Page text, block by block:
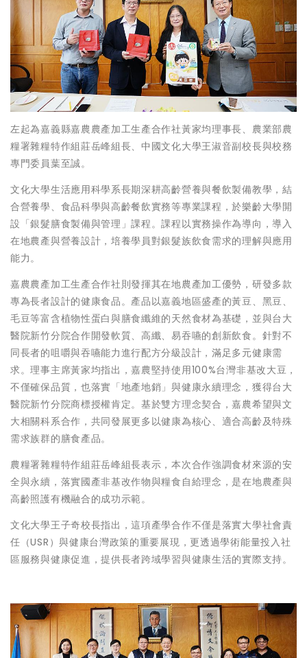
左起為嘉義縣嘉農農產加工生產合作社黃家均理事長、農業部農
糧署雜糧特作組莊岳峰組長、中國文化大學王淑音副校長與校務
專門委員葉至誠。
文化大學生活應用科學系長期深耕高齡營養與餐飲製備教學，結
合營養學、食品科學與高齡餐飲實務等專業課程，於樂齡大學開
設「銀髮膳食製備與管理」課程。課程以實務操作為導向，導入
在地農產與營養設計，培養學員對銀髮族飲食需求的理解與應用
能力。
嘉農農產加工生產合作社則發揮其在地農產加工優勢，研發多款
專為長者設計的健康食品。產品以嘉義地區盛產的黃豆、黑豆、
毛豆等富含植物性蛋白與膳食纖維的天然食材為基礎，並與台大
醫院新竹分院合作開發軟質、高纖、易吞嚥的創新飲食。針對不
同長者的咀嚼與吞嚥能力進行配方分級設計，滿足多元健康需
求。理事主席黃家均指出，嘉農堅持使用100%台灣非基改大豆，
不僅確保品質，也落實「地產地銷」與健康永續理念，獲得台大
醫院新竹分院商標授權肯定。基於雙方理念契合，嘉農希望與文
大相關科系合作，共同發展更多以健康為核心、適合高齡及特殊
需求族群的膳食產品。
農糧署雜糧特作組莊岳峰組長表示，本次合作強調食材來源的安
全與永續，落實國產非基改作物與糧食自給理念，是在地農產與
高齡照護有機融合的成功示範。
文化大學王子奇校長指出，這項產學合作不僅是落實大學社會責
任（USR）與健康台灣政策的重要展現，更透過學術能量投入社
區服務與健康促進，提供長者跨域學習與健康生活的實際支持。